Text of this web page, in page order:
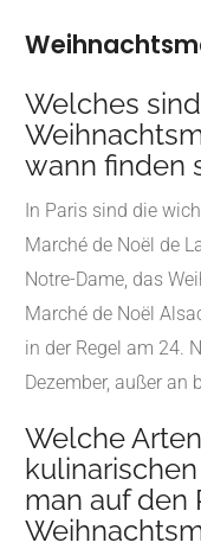
Welches
wann finden
In Paris sind die
Marché de Noël de
Notre-Dame, das
Marché de Noël
in der Regel am 24.
Dezember, außer an
Welche
man auf den